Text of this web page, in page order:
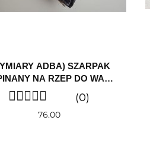
ADBA) SZARPAK
NA RZEP DO WALL
CLIMBINGU
(0)
76.00